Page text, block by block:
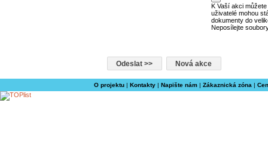
K Vaší akci
uživatelé mohou
dokumenty do
Neposílejte
O projektu| Kontakty| Napište nám| Zákaznická zóna |